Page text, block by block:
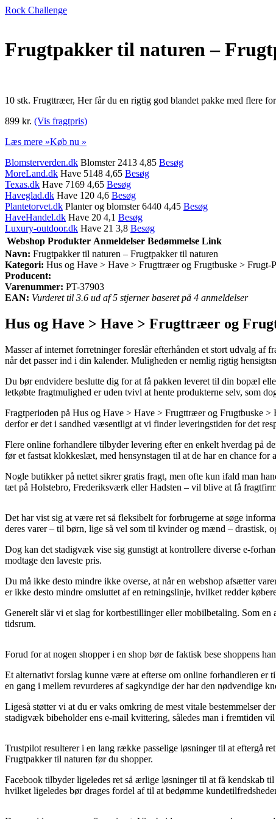
Rock Challenge
Frugtpakker til naturen –
10 stk. Frugttræer, Her får du en rigtig god blandet pakke med flere
899 kr. (Vis fragtpris)
Læs mere »Køb nu »
Blomsterverden.dk Blomster 2413 4,85 Besøg
MoreLand.dk Have 5148 4,65 Besøg
Texas.dk Have 7169 4,65 Besøg
Haveglad.dk Have 120 4,6 Besøg
Plantetorvet.dk Planter og blomster 6440 4,45 Besøg
HaveHandel.dk Have 20 4,1 Besøg
Luxury-outdoor.dk Have 21 3,8 Besøg
Webshop Produkter Anmeldelser Bedømmelse Link
Navn: Frugtpakker til naturen – Frugtpakker til naturen
Kategori: Hus og Have > Have > Frugttræer og Frugtbuske >
Producent:
Varenummer: PT-37903
EAN: Vurderet til 3.6 ud af 5 stjerner baseret på 4 anmeldelser
Hus og Have > Have > Frugttræer og
Masser af internet forretninger foreslår efterhånden et stort udvalg af
når det passer ind i din kalender. Muligheden er nemlig rigtig
Du bør endvidere beslutte dig for at få pakken leveret til din bopæl
letkøbte fragtmulighed er uden tvivl at hente produkterne selv, som
Fragtperioden på Hus og Have > Have > Frugttræer og Frugtbuske
derfor er det i sandhed væsentligt at vi finder leveringstiden for det
Flere online forhandlere tilbyder levering efter en enkelt hverdag på
før et fastsat klokkeslæt, med hensynstagen til at de har en chance
Nogle butikker på nettet sikrer gratis fragt, men ofte kun ifald man
tæt på Holstebro, Frederiksværk eller Hadsten – vil blive at få
Det har vist sig at være ret så fleksibelt for forbrugerne at søge
deres varer – til børn, lige så vel som til kvinder og mænd – drastisk,
Dog kan det stadigvæk vise sig gunstigt at kontrollere diverse e-
modtage den laveste pris.
Du må ikke desto mindre ikke overse, at når en webshop afsætter
er ikke desto mindre omsluttet af en retningslinje, hvilket redder
Generelt slår vi et slag for kortbestillinger eller mobilbetaling. Som
tidsrum.
Forud for at nogen shopper i en shop bør de faktisk bese shoppens
Et alternativt forslag kunne være at efterse om online forhandleren
en gang i mellem revurderes af sagkyndige der har den nødvendige
Ligeså støtter vi at du er vaks omkring de mest vitale bestemmelser
stadigvæk bibeholder ens e-mail kvittering, således man i fremtiden
Trustpilot resulterer i en lang række passelige løsninger til at eftergå
Frugtpakker til naturen før du shopper.
Facebook tilbyder ligeledes ret så ærlige løsninger til at få kendskab
hvilket ligeledes bør drages fordel af til at bedømme